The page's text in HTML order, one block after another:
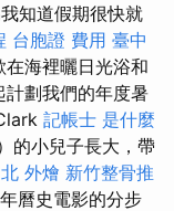
知道假期很快就
台胞證 費用 臺中
海裡曬日光浴和
劃我們的年度暑
記帳士 是什麼
的小兒子長大，帶
外燴 新竹整骨推
曆史電影的分步